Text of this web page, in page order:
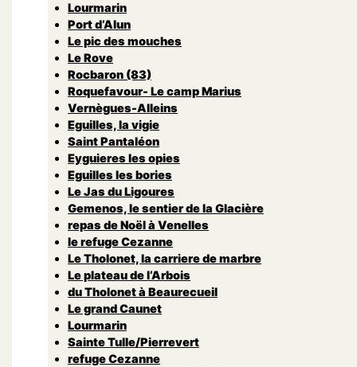
Lourmarin
Port d’Alun
Le pic des mouches
Le Rove
Rocbaron (83)
Roquefavour- Le camp Marius
Vernègues-Alleins
Eguilles, la vigie
Saint Pantaléon
Eyguieres les opies
Eguilles les bories
Le Jas du Ligoures
Gemenos, le sentier de la Glacière
repas de Noël à Venelles
le refuge Cezanne
Le Tholonet, la carriere de marbre
Le plateau de l’Arbois
du Tholonet à Beaurecueil
Le grand Caunet
Lourmarin
Sainte Tulle/Pierrevert
refuge Cezanne